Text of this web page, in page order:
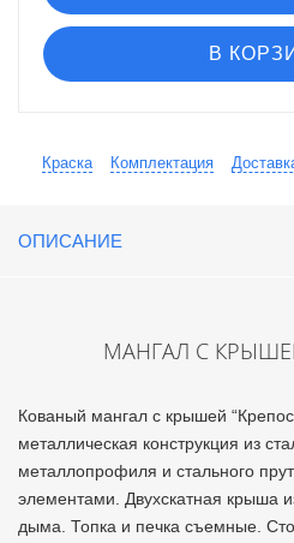
В
Краска Комплектация
ОПИСАНИЕ
МАНГАЛ С
Кованый мангал с крышей
металлическая конструкция из
металлопрофиля и стального
элементами. Двухскатная крыша
дыма. Топка и печка съемные.